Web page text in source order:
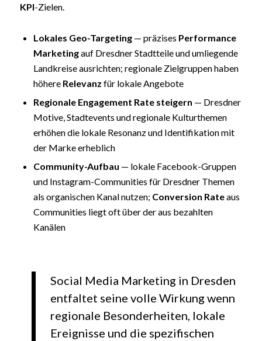
KPI-Zielen.
Lokales Geo-Targeting— präzises Performance
Marketingauf Dresdner Stadtteile und umliegende
Landkreise ausrichten; regionale Zielgruppen haben
höhere Relevanz für lokale Angebote
Regionale Engagement Ratesteigern — Dresdner
Motive, Stadtevents und regionale Kulturthemen
erhöhen die lokale Resonanz und Identifikation mit
der Marke erheblich
Community-Aufbau — lokale Facebook-Gruppen
und Instagram-Communities für Dresdner Themen
als organischen Kanal nutzen; Conversion Rateaus
Communities liegt oft über der aus bezahlten
Kanälen
Social Media Marketing in Dresden
entfaltet seine volle Wirkung wenn
regionale Besonderheiten, lokale
Ereignisse und die spezifischen